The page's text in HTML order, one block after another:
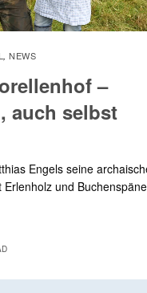
,NEWS
–
auch selbst
Engels seine
und